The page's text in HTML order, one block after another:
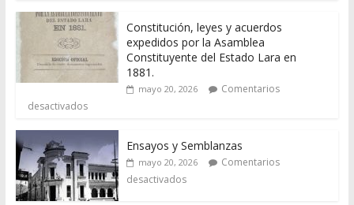
Constitución, leyes y acuerdos
expedidos por la Asamblea
Constituyente del Estado Lara en
1881.
mayo 20, 2026
Comentarios
desactivados
Ensayos y Semblanzas
mayo 20, 2026
Comentarios
desactivados